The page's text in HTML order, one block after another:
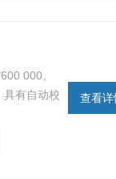
000。
具有自动校
查看详